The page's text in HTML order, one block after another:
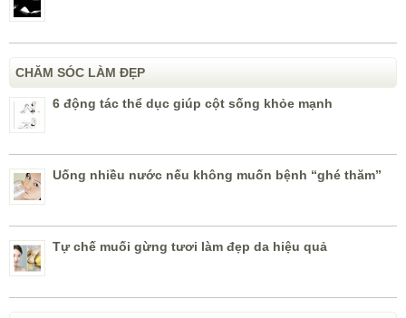
CHĂM SÓC LÀM ĐẸP
6 động tác thể dục giúp cột sống khỏe mạnh
Uống nhiều nước nếu không muốn bệnh “ghé thăm”
Tự chế muối gừng tươi làm đẹp da hiệu quả